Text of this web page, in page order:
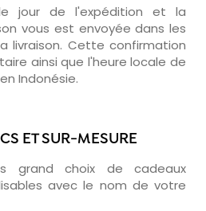
jour de l'expédition et la
vous est envoyée dans les
livraison. Cette confirmation
ainsi que l'heure locale de
Indonésie.
ET SUR-MESURE
grand choix de cadeaux
avec le nom de votre